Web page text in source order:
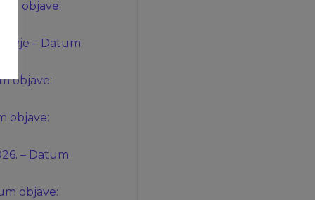
objave:
– Datum
objave:
objave:
– Datum
objave: